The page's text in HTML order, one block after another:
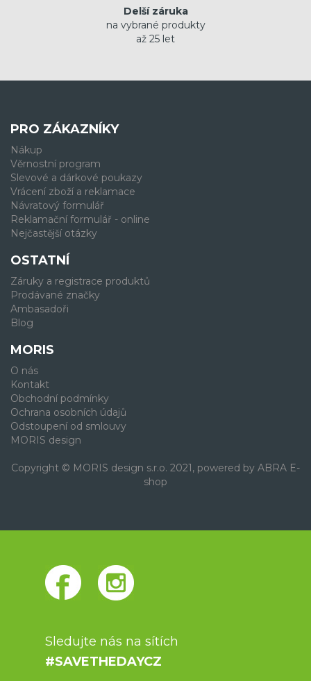
Delší záruka
na vybrané produkty
až 25 let
PRO ZÁKAZNÍKY
Nákup
Věrnostní program
Slevové a dárkové poukazy
Vrácení zboží a reklamace
Návratový formulář
Reklamační formulář - online
Nejčastější otázky
OSTATNÍ
Záruky a registrace produktů
Prodávané značky
Ambasadoři
Blog
MORIS
O nás
Kontakt
Obchodní podmínky
Ochrana osobních údajů
Odstoupení od smlouvy
MORIS design
Copyright © MORIS design s.r.o. 2021, powered by ABRA E-
shop
Sledujte nás na sítích
#SAVETHEDAYCZ